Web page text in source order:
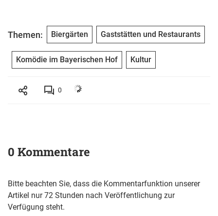
Themen: Biergärten Gaststätten und Restaurants
Komödie im Bayerischen Hof Kultur
0
0 Kommentare
Bitte beachten Sie, dass die Kommentarfunktion unserer
Artikel nur 72 Stunden nach Veröffentlichung zur
Verfügung steht.